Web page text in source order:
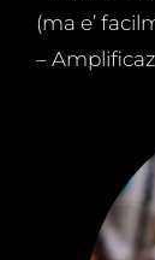
(ma e’
–